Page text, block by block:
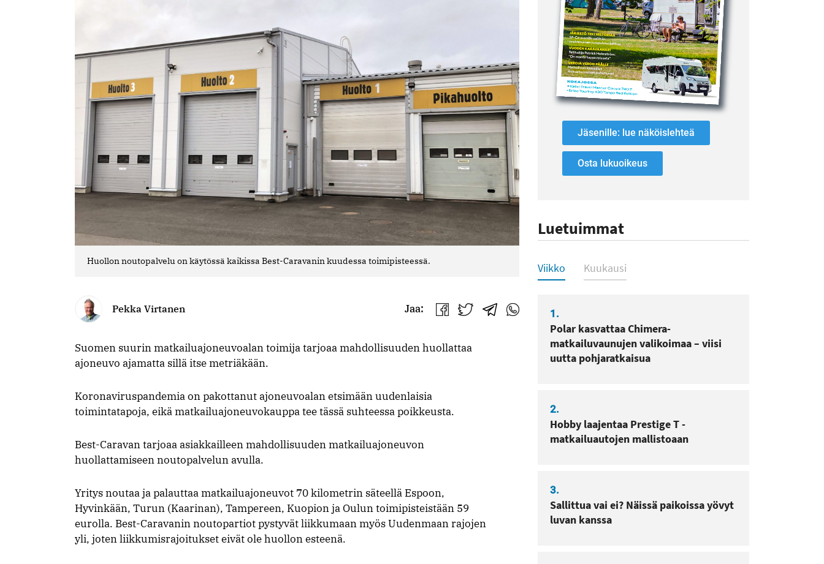
Huollon noutopalvelu on käytössä kaikissa Best-Caravanin kuudessa toimipisteessä.
Pekka Virtanen Jaa:
Jaa
Jaa
Jaa
Telegrammissa
Jaa
WhatsAppissa
Suomen suurin matkailuajoneuvoalan toimija tarjoaa mahdollisuuden huollattaa
ajoneuvo ajamatta sillä itse metriäkään.
Koronaviruspandemia on pakottanut ajoneuvoalan etsimään uudenlaisia
toimintatapoja, eikä matkailuajoneuvokauppa tee tässä suhteessa poikkeusta.
Best-Caravan tarjoaa asiakkailleen mahdollisuuden matkailuajoneuvon
huollattamiseen noutopalvelun avulla.
Yritys noutaa ja palauttaa matkailuajoneuvot 70 kilometrin säteellä Espoon,
Hyvinkään, Turun (Kaarinan), Tampereen, Kuopion ja Oulun toimipisteistään 59
eurolla. Best-Caravanin noutopartiot pystyvät liikkumaan myös Uudenmaan rajojen
yli, joten liikkumisrajoitukset eivät ole huollon esteenä.
Jäsenille: lue näköislehteä
Osta lukuoikeus
Luetuimmat
Luetuimmat
Viikko Kuukausi
1.
Polar kasvattaa Chimera-
matkailuvaunujen valikoimaa – viisi
uutta pohjaratkaisua
2.
Hobby laajentaa Prestige T -
matkailuautojen mallistoaan
3.
Sallittua vai ei? Näissä paikoissa yövyt
luvan kanssa